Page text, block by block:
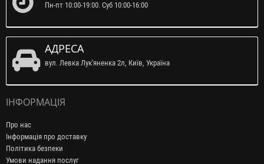
Пн-пт 10:00-19:00. Суб 10:00-16:00
АДРЕСА
вул. Левка Лук'яненка 2л, Київ, Україна
ІНФОРМАЦІЯ
Про нас
Інформація про доставку
Політика безпеки
Умови надання послуг